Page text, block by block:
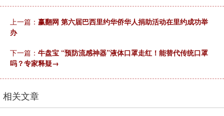
上一篇： 赢翻网 第六届巴西里约华侨华人捐助活动在里约成功举
办
下一篇： 牛盘宝 “预防流感神器”液体口罩走红！能替代传统口罩
吗？专家释疑→
相关文章